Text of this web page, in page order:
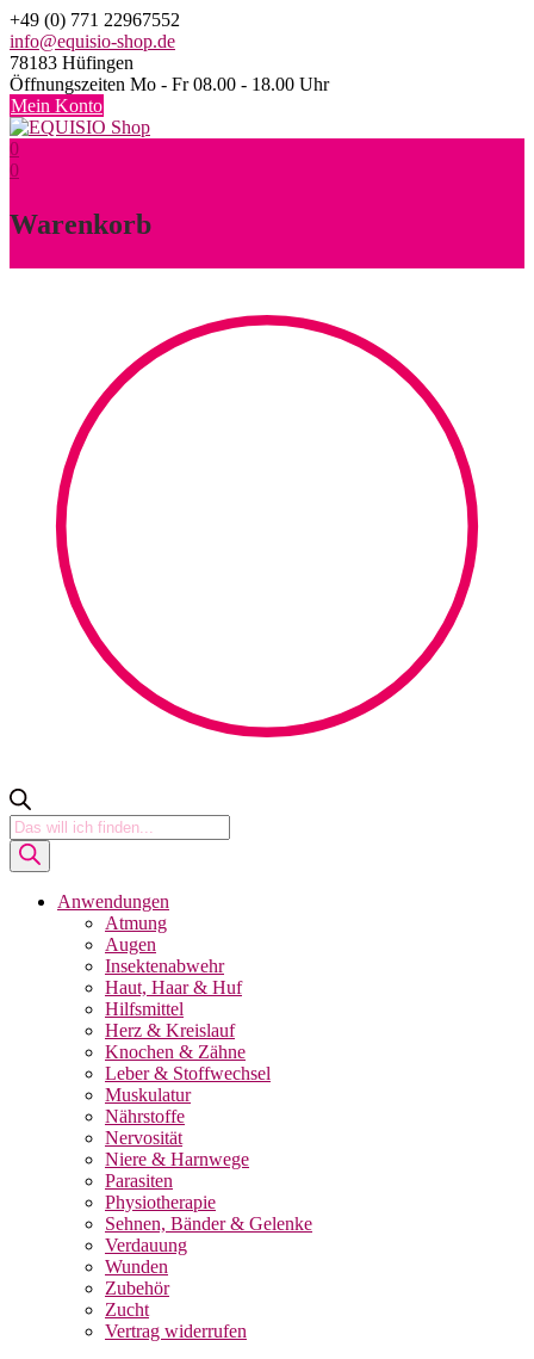
Skip
to
content
+49 (0) 771 22967552
info@equisio-shop.de
78183 Hüfingen
Öffnungszeiten Mo - Fr 08.00 - 18.00 Uhr
Mein Konto
0
0
Warenkorb
Products
search
Anwendungen
Atmung
Augen
Insektenabwehr
Haut, Haar & Huf
Hilfsmittel
Herz & Kreislauf
Knochen & Zähne
Leber & Stoffwechsel
Muskulatur
Nährstoffe
Nervosität
Niere & Harnwege
Parasiten
Physiotherapie
Sehnen, Bänder & Gelenke
Verdauung
Wunden
Zubehör
Zucht
Vertrag widerrufen